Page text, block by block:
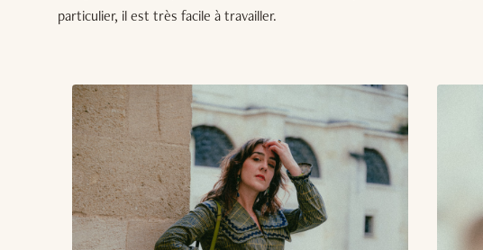
particulier, il est très facile à travailler.